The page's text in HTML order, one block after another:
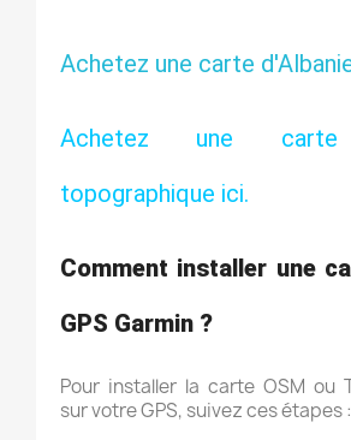
Achetez une carte
Achetez une carte
topographique ici.
Comment installer une
GPS Garmin ?
Pour installer la carte OSM ou
sur votre GPS, suivez ces étapes :